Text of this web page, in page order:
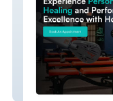
Helios